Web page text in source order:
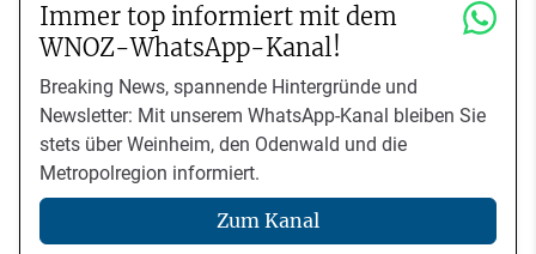
Immer top informiert mit dem
WNOZ-WhatsApp-Kanal!
Breaking News, spannende Hintergründe und
Newsletter: Mit unserem WhatsApp-Kanal bleiben Sie
stets über Weinheim, den Odenwald und die
Metropolregion informiert.
Zum Kanal